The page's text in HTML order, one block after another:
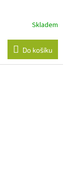
Skladem
Do košíku